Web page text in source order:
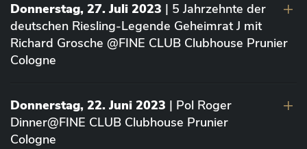
Donnerstag, 27. Juli 2023 | 5 Jahrzehnte der
deutschen Riesling-Legende Geheimrat J mit
Richard Grosche @FINE CLUB Clubhouse Prunier
Cologne
Donnerstag, 22. Juni 2023 | Pol Roger
Dinner@FINE CLUB Clubhouse Prunier
Cologne